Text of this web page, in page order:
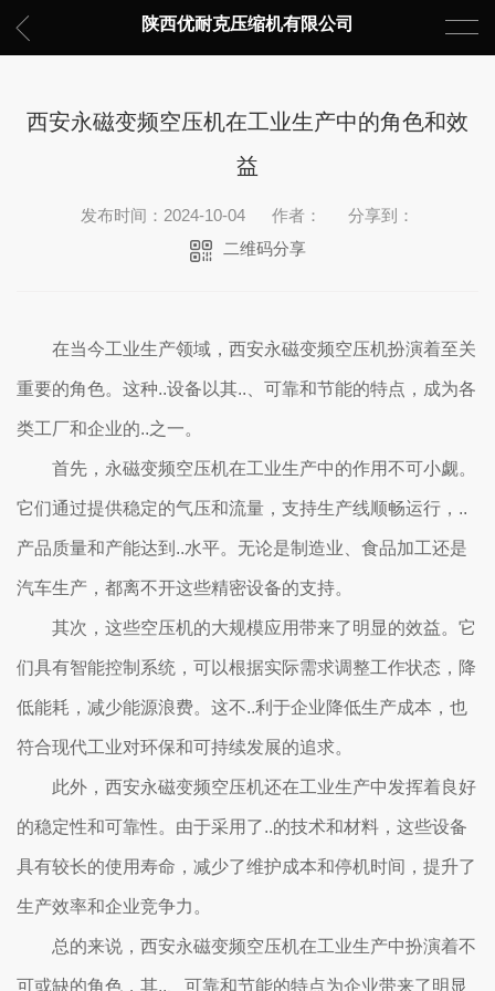
陕西优耐克压缩机有限公司
西安永磁变频空压机在工业生产中的角色和效
益
发布时间：2024-10-04 作者：
分享到：
二维码分享
在当今工业生产领域，西安永磁变频空压机扮演着至关
重要的角色。这种..设备以其..、可靠和节能的特点，成为各
类工厂和企业的..之一。
首先，永磁变频空压机在工业生产中的作用不可小觑。
它们通过提供稳定的气压和流量，支持生产线顺畅运行，..
产品质量和产能达到..水平。无论是制造业、食品加工还是
汽车生产，都离不开这些精密设备的支持。
其次，这些空压机的大规模应用带来了明显的效益。它
们具有智能控制系统，可以根据实际需求调整工作状态，降
低能耗，减少能源浪费。这不..利于企业降低生产成本，也
符合现代工业对环保和可持续发展的追求。
此外，西安永磁变频空压机还在工业生产中发挥着良好
的稳定性和可靠性。由于采用了..的技术和材料，这些设备
具有较长的使用寿命，减少了维护成本和停机时间，提升了
生产效率和企业竞争力。
总的来说，西安永磁变频空压机在工业生产中扮演着不
可或缺的角色，其..、可靠和节能的特点为企业带来了明显